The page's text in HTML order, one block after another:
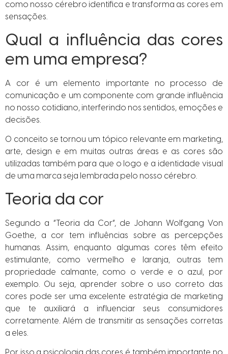
como nosso cérebro identifica e transforma as cores em
sensações.
Qual a influência das cores
em uma empresa?
A cor é um elemento importante no processo de
comunicação e um componente com grande influência
no nosso cotidiano, interferindo nos sentidos, emoções e
decisões.
O conceito se tornou um tópico relevante em marketing,
arte, design e em muitas outras áreas e as cores são
utilizadas também para que o logo e a identidade visual
de uma marca seja lembrada pelo nosso cérebro.
Teoria da cor
Segundo a “Teoria da Cor”, de Johann Wolfgang Von
Goethe, a cor tem influências sobre as percepções
humanas. Assim, enquanto algumas cores têm efeito
estimulante, como vermelho e laranja, outras tem
propriedade calmante, como o verde e o azul, por
exemplo. Ou seja, aprender sobre o uso correto das
cores pode ser uma excelente estratégia de marketing
que te auxiliará a influenciar seus consumidores
corretamente. Além de transmitir as sensações corretas
a eles.